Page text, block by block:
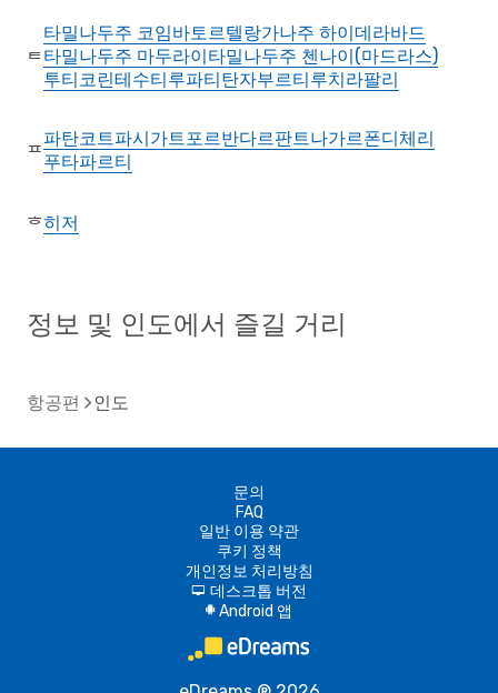
ᄐ
타밀나두주 코임바토르텔랑가나주 하이데라바드
타밀나두주 마두라이타밀나두주 첸나이(마드라스)
투티코린테수티루파티탄자부르티루치라팔리
ᄑ
파탄코트파시가트포르반다르판트나가르폰디체리
푸타파르티
ᄒ히저
정보 및 인도에서 즐길 거리
항공편 인도
문의
FAQ
일반 이용 약관
쿠키 정책
개인정보 처리방침
d 데스크톱 버전
A Android 앱